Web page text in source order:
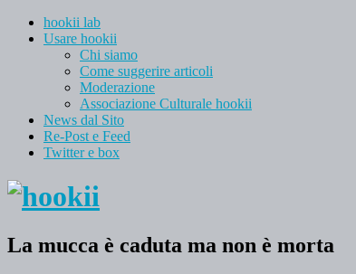
hookii lab
Usare hookii
Chi siamo
Come suggerire articoli
Moderazione
Associazione Culturale hookii
News dal Sito
Re-Post e Feed
Twitter e box
La mucca è caduta ma non è morta